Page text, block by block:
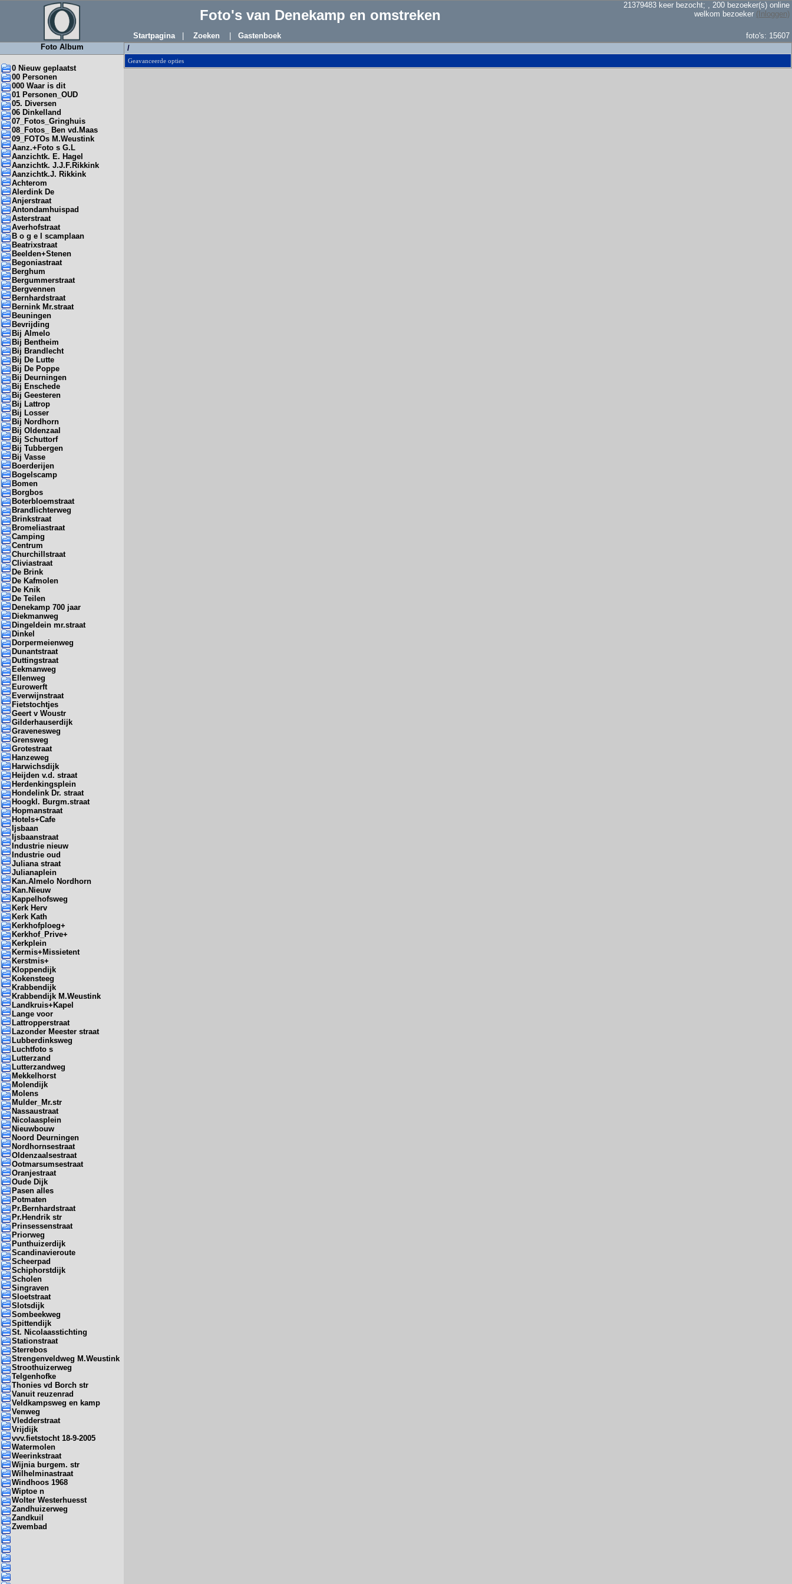
Foto's van Denekamp en omstreken
21379483 keer bezocht; , 200 bezoeker(s) online
welkom bezoeker (Inloggen)
Startpagina| Zoeken Gastenboek
foto's: 15607
Foto Album
0 Nieuw geplaatst
00 Personen
000 Waar is dit
01 Personen_OUD
05. Diversen
06 Dinkelland
07_Fotos_Gringhuis
08_Fotos_ Ben vd.Maas
09_FOTOs M.Weustink
Aanz.+Foto s G.L
Aanzichtk. E. Hagel
Aanzichtk. J.J.F.Rikkink
Aanzichtk.J. Rikkink
Achterom
Alerdink De
Anjerstraat
Antondamhuispad
Asterstraat
Averhofstraat
B o g e l scamplaan
Beatrixstraat
Beelden+Stenen
Begoniastraat
Berghum
Bergummerstraat
Bergvennen
Bernhardstraat
Bernink Mr.straat
Beuningen
Bevrijding
Bij Almelo
Bij Bentheim
Bij Brandlecht
Bij De Lutte
Bij De Poppe
Bij Deurningen
Bij Enschede
Bij Geesteren
Bij Lattrop
Bij Losser
Bij Nordhorn
Bij Oldenzaal
Bij Schuttorf
Bij Tubbergen
Bij Vasse
Boerderijen
Bogelscamp
Bomen
Borgbos
Boterbloemstraat
Brandlichterweg
Brinkstraat
Bromeliastraat
Camping
Centrum
Churchillstraat
Cliviastraat
De Brink
De Kafmolen
De Knik
De Teilen
Denekamp 700 jaar
Diekmanweg
Dingeldein mr.straat
Dinkel
Dorpermeienweg
Dunantstraat
Duttingstraat
Eekmanweg
Ellenweg
Eurowerft
Everwijnstraat
Fietstochtjes
Geert v Woustr
Gilderhauserdijk
Gravenesweg
Grensweg
Grotestraat
Hanzeweg
Harwichsdijk
Heijden v.d. straat
Herdenkingsplein
Hondelink Dr. straat
Hoogkl. Burgm.straat
Hopmanstraat
Hotels+Cafe
Ijsbaan
Ijsbaanstraat
Industrie nieuw
Industrie oud
Juliana straat
Julianaplein
Kan.Almelo Nordhorn
Kan.Nieuw
Kappelhofsweg
Kerk Herv
Kerk Kath
Kerkhofploeg+
Kerkhof_Prive+
Kerkplein
Kermis+Missietent
Kerstmis+
Kloppendijk
Kokensteeg
Krabbendijk
Krabbendijk M.Weustink
Landkruis+Kapel
Lange voor
Lattropperstraat
Lazonder Meester straat
Lubberdinksweg
Luchtfoto s
Lutterzand
Lutterzandweg
Mekkelhorst
Molendijk
Molens
Mulder_Mr.str
Nassaustraat
Nicolaasplein
Nieuwbouw
Noord Deurningen
Nordhornsestraat
Oldenzaalsestraat
Ootmarsumsestraat
Oranjestraat
Oude Dijk
Pasen alles
Potmaten
Pr.Bernhardstraat
Pr.Hendrik str
Prinsessenstraat
Priorweg
Punthuizerdijk
Scandinavieroute
Scheerpad
Schiphorstdijk
Scholen
Singraven
Sloetstraat
Slotsdijk
Sombeekweg
Spittendijk
St. Nicolaasstichting
Stationstraat
Sterrebos
Strengenveldweg M.Weustink
Stroothuizerweg
Telgenhofke
Thonies vd Borch str
Vanuit reuzenrad
Veldkampsweg en kamp
Venweg
Vledderstraat
Vrijdijk
vvv.fietstocht 18-9-2005
Watermolen
Weerinkstraat
Wijnia burgem. str
Wilhelminastraat
Windhoos 1968
Wiptoe n
Wolter Westerhuesst
Zandhuizerweg
Zandkuil
Zwembad
/
Geavanceerde opties